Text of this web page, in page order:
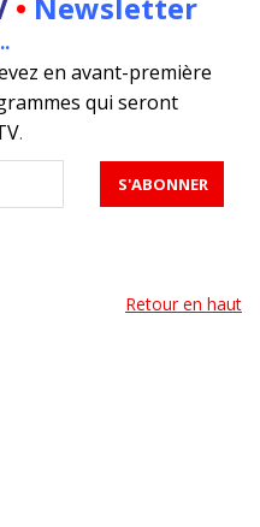
en avant-première
qui seront
.
Retour en haut